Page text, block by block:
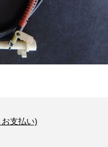
支払い)